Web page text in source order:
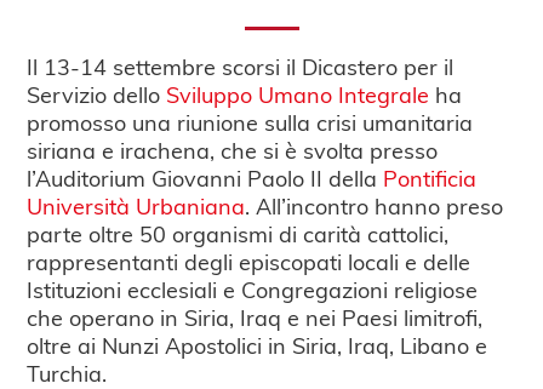
Il 13-14 settembre scorsi il Dicastero per il
Servizio dello Sviluppo Umano Integrale ha
promosso una riunione sulla crisi umanitaria
siriana e irachena, che si è svolta presso
l’Auditorium Giovanni Paolo II della Pontificia
Università Urbaniana. All’incontro hanno preso
parte oltre 50 organismi di carità cattolici,
rappresentanti degli episcopati locali e delle
Istituzioni ecclesiali e Congregazioni religiose
che operano in Siria, Iraq e nei Paesi limitrofi,
oltre ai Nunzi Apostolici in Siria, Iraq, Libano e
Turchia.